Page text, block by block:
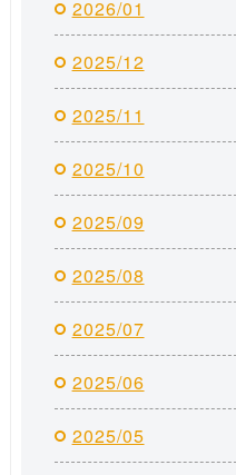
2026/01
2025/12
2025/11
2025/10
2025/09
2025/08
2025/07
2025/06
2025/05